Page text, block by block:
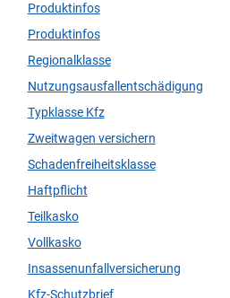
Produktinfos
Produktinfos
Regionalklasse
Nutzungsausfallentschädigung
Typklasse Kfz
Zweitwagen versichern
Schadenfreiheitsklasse
Haftpflicht
Teilkasko
Vollkasko
Insassenunfallversicherung
Kfz-Schutzbrief